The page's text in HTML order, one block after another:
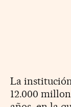
La
12.000